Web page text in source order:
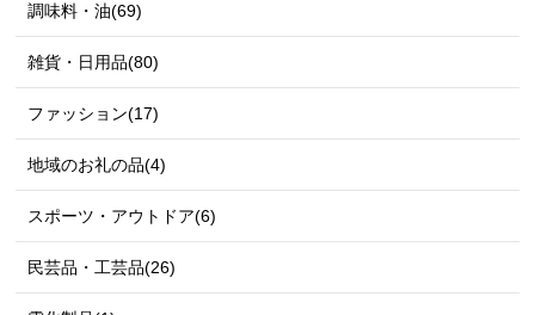
調味料・油(69)
雑貨・日用品(80)
ファッション(17)
地域のお礼の品(4)
スポーツ・アウトドア(6)
民芸品・工芸品(26)